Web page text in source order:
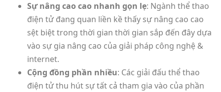
Sự nâng cao cao nhanh gọn lẹ: Ngành thể thao
điện tử đang quan liền kề thấy sự nâng cao cao
sệt biệt trong thời gian thời gian sắp đến đây dựa
vào sự gia nâng cao của giải pháp công nghệ &
internet.
Cộng đồng phần nhiều: Các giải đấu thể thao
điện tử thu hút sự tất cả tham gia vào của phần